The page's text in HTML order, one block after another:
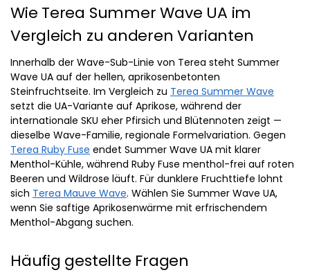
Wie Terea Summer Wave UA im
Vergleich zu anderen Varianten
Innerhalb der Wave-Sub-Linie von Terea steht Summer
Wave UA auf der hellen, aprikosenbetonten
Steinfruchtseite. Im Vergleich zu Terea Summer Wave
setzt die UA-Variante auf Aprikose, während der
internationale SKU eher Pfirsich und Blütennoten zeigt —
dieselbe Wave-Familie, regionale Formelvariation. Gegen
Terea Ruby Fuse endet Summer Wave UA mit klarer
Menthol-Kühle, während Ruby Fuse menthol-frei auf roten
Beeren und Wildrose läuft. Für dunklere Fruchttiefe lohnt
sich Terea Mauve Wave. Wählen Sie Summer Wave UA,
wenn Sie saftige Aprikosenwärme mit erfrischendem
Menthol-Abgang suchen.
Häufig gestellte Fragen